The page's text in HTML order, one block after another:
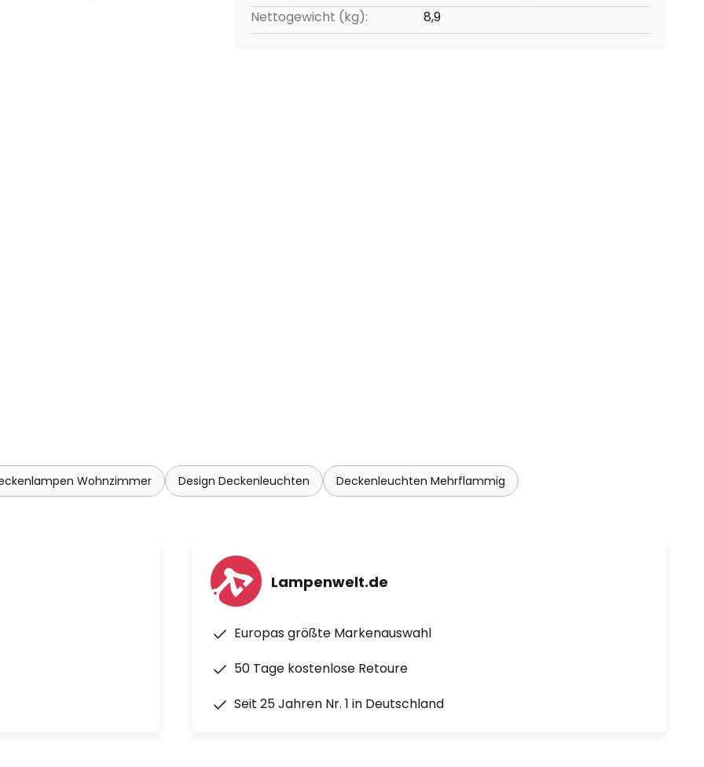
Glas hergestellt
ebenfalls mattweißes
ein Leuchtmittel mit
Leuchtmittel hier durch den
Molecule ist in jedem Fall
Unikat. Einschlüsse im
Nettogewicht (kg):
8,9
Wohnzimmer Design Deckenleuchten Deckenleuchten Mehrflammig
Lampenwelt.de
Europas größte Markenauswahl
50 Tage kostenlose Retoure
Seit 25 Jahren Nr. 1 in Deutschland